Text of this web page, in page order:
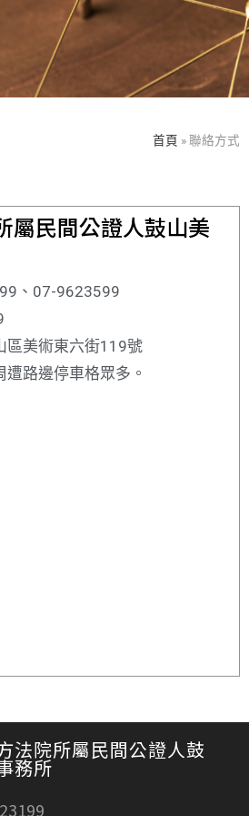
首頁 »聯絡方式
屬民間公證人鼓山美
、07-9623599
區美術東六街119號
路邊停車格眾多。
法院所屬民間公證人鼓
務所